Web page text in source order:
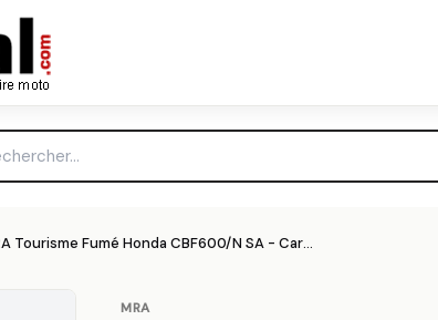
Bulle MRA Tourisme Fumé Honda CBF600/N SA - Carénage et protection MRA
et protection MRA
MRA